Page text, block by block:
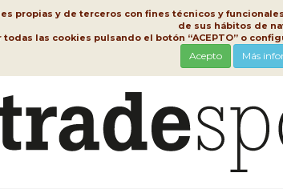
propias y de terceros con fines técnicos y
de sus hábitos de
las cookies pulsando el botón “ACEPTO” o
Acepto Más